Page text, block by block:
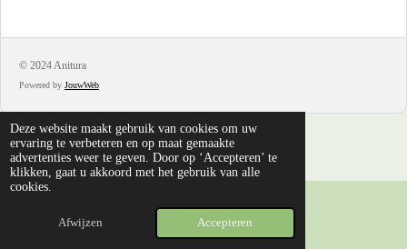
Deze website maakt gebruik van cookies om uw
ervaring te verbeteren en op maat gemaakte
advertenties weer te geven. Door op ‘Accepteren’ te
klikken, gaat u akkoord met het gebruik van alle
cookies.
Afwijzen Accepteren
© 2024 Anitura
Powered by JouwWeb
E-mailadres